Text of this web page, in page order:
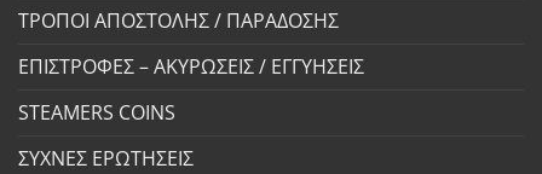
ΤΡΟΠΟΙ ΑΠΟΣΤΟΛΗΣ / ΠΑΡΑΔΟΣΗΣ
ΕΠΙΣΤΡΟΦΕΣ – ΑΚΥΡΩΣΕΙΣ / ΕΓΓΥΗΣΕΙΣ
STEAMERS COINS
ΣΥΧΝΕΣ ΕΡΩΤΗΣΕΙΣ